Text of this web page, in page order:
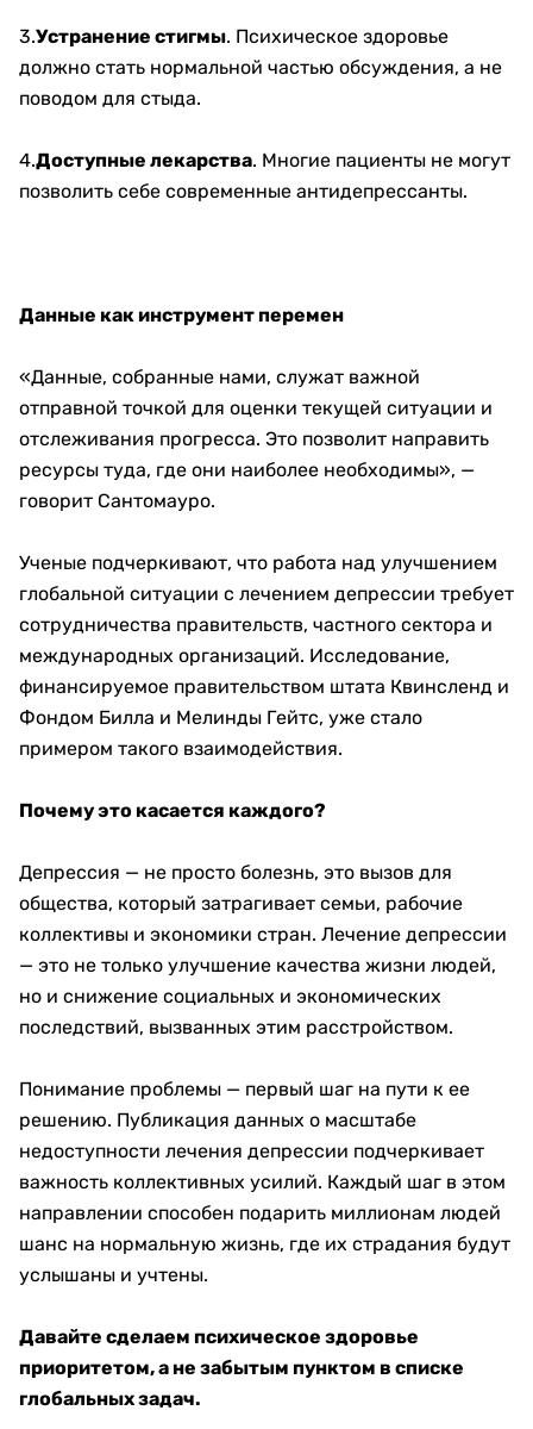
3.Устранение стигмы. Психическое здоровье
должно стать нормальной частью обсуждения, а не
поводом для стыда.
4.Доступные лекарства. Многие пациенты не могут
позволить себе современные антидепрессанты.
Данные как инструмент перемен
«Данные, собранные нами, служат важной
отправной точкой для оценки текущей ситуации и
отслеживания прогресса. Это позволит направить
ресурсы туда, где они наиболее необходимы», —
говорит Сантомауро.
Ученые подчеркивают, что работа над улучшением
глобальной ситуации с лечением депрессии требует
сотрудничества правительств, частного сектора и
международных организаций. Исследование,
финансируемое правительством штата Квинсленд и
Фондом Билла и Мелинды Гейтс, уже стало
примером такого взаимодействия.
Почему это касается каждого?
Депрессия — не просто болезнь, это вызов для
общества, который затрагивает семьи, рабочие
коллективы и экономики стран. Лечение депрессии
— это не только улучшение качества жизни людей,
но и снижение социальных и экономических
последствий, вызванных этим расстройством.
Понимание проблемы — первый шаг на пути к ее
решению. Публикация данных о масштабе
недоступности лечения депрессии подчеркивает
важность коллективных усилий. Каждый шаг в этом
направлении способен подарить миллионам людей
шанс на нормальную жизнь, где их страдания будут
услышаны и учтены.
Давайте сделаем психическое здоровье
приоритетом, а не забытым пунктом в списке
глобальных задач.